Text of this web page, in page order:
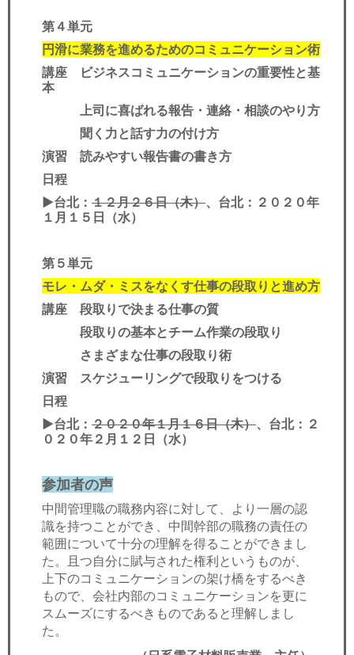
第４単元
円滑に業務を進めるためのコミュニケーション術
講座 ビジネスコミュニケーションの重要性と基
本
上司に喜ばれる報告・連絡・相談のやり方
聞く力と話す力の付け方
演習 読みやすい報告書の書き方
日程
▶︎台北： １２月２６日（木）、台北：２０２０年
１月１５日（水）
第５単元
モレ・ムダ・ミスをなくす仕事の段取りと進め方
講座 段取りで決まる仕事の質
段取りの基本とチーム作業の段取り
さまざまな仕事の段取り術
演習 スケジューリングで段取りをつける
日程
▶︎台北： ２０２０年１月１６日（木）、台北：２
０２０年２月１２日（水）
参加者の声
中間管理職の職務内容に対して、より一層の認
識を持つことができ、中間幹部の職務の責任の
範囲について十分の理解を得ることができまし
た。且つ自分に賦与された権利というものが、
上下のコミュニケーションの架け橋をするべき
もので、会社内部のコミュニケーションを更に
スムーズにするべきものであると理解しまし
た。